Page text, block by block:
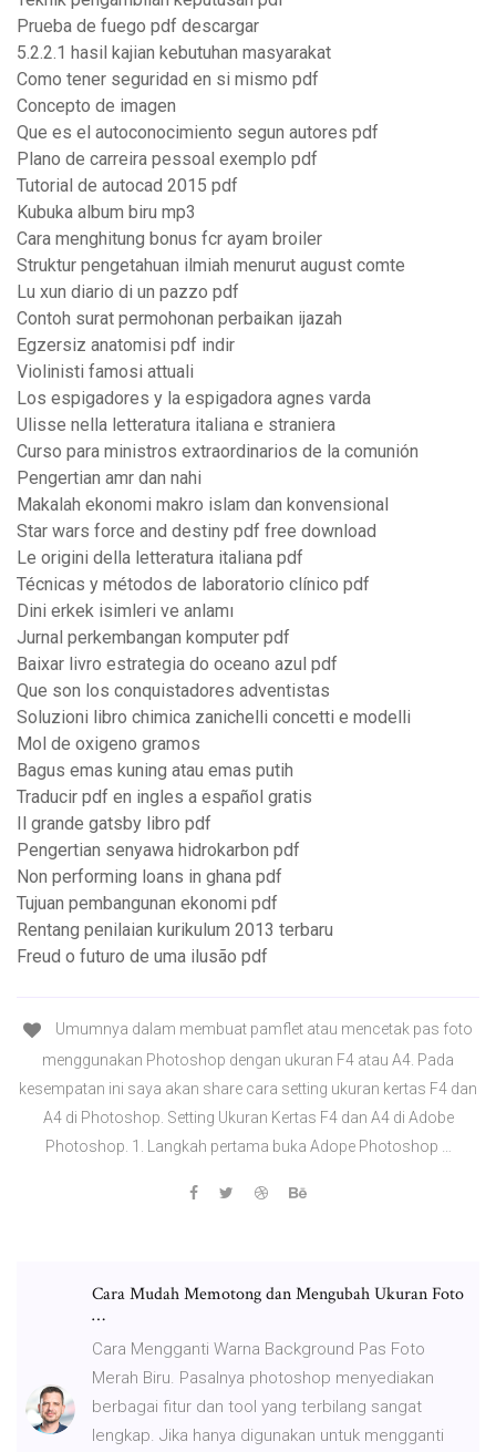
Prueba de fuego pdf descargar
5.2.2.1 hasil kajian kebutuhan masyarakat
Como tener seguridad en si mismo pdf
Concepto de imagen
Que es el autoconocimiento segun autores pdf
Plano de carreira pessoal exemplo pdf
Tutorial de autocad 2015 pdf
Kubuka album biru mp3
Cara menghitung bonus fcr ayam broiler
Struktur pengetahuan ilmiah menurut august comte
Lu xun diario di un pazzo pdf
Contoh surat permohonan perbaikan ijazah
Egzersiz anatomisi pdf indir
Violinisti famosi attuali
Los espigadores y la espigadora agnes varda
Ulisse nella letteratura italiana e straniera
Curso para ministros extraordinarios de la comunión
Pengertian amr dan nahi
Makalah ekonomi makro islam dan konvensional
Star wars force and destiny pdf free download
Le origini della letteratura italiana pdf
Técnicas y métodos de laboratorio clínico pdf
Dini erkek isimleri ve anlamı
Jurnal perkembangan komputer pdf
Baixar livro estrategia do oceano azul pdf
Que son los conquistadores adventistas
Soluzioni libro chimica zanichelli concetti e modelli
Mol de oxigeno gramos
Bagus emas kuning atau emas putih
Traducir pdf en ingles a español gratis
Il grande gatsby libro pdf
Pengertian senyawa hidrokarbon pdf
Non performing loans in ghana pdf
Tujuan pembangunan ekonomi pdf
Rentang penilaian kurikulum 2013 terbaru
Freud o futuro de uma ilusão pdf
Umumnya dalam membuat pamflet atau mencetak pas foto
menggunakan Photoshop dengan ukuran F4 atau A4. Pada
kesempatan ini saya akan share cara setting ukuran kertas F4 dan
A4 di Photoshop. Setting Ukuran Kertas F4 dan A4 di Adobe
Photoshop. 1. Langkah pertama buka Adope Photoshop …
Cara Mudah Memotong dan Mengubah Ukuran Foto
…
Cara Mengganti Warna Background Pas Foto
Merah Biru. Pasalnya photoshop menyediakan
berbagai fitur dan tool yang terbilang sangat
lengkap. Jika hanya digunakan untuk mengganti